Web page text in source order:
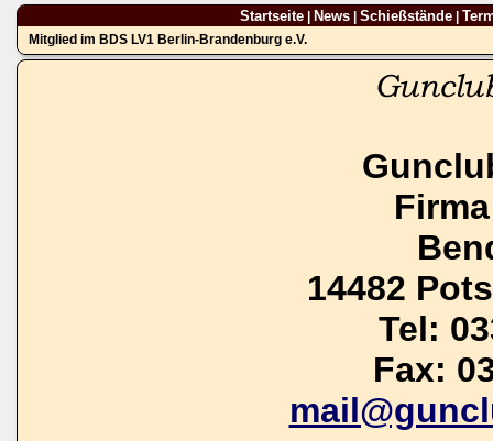
Startseite| News| Schießstände|
Mitglied im BDS LV1 Berlin-Brandenburg e.V.
14482
Tel:
Fax: